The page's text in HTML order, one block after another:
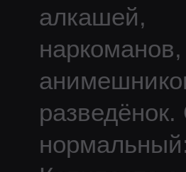
алкашей,
наркоманов,